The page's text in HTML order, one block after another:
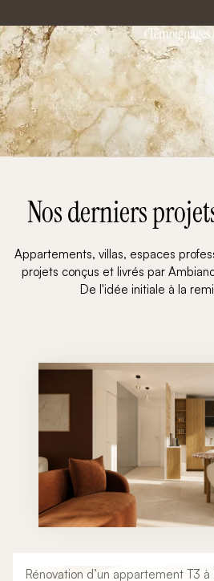
(Témoignages)
Nos derniers
Appartements, villas, espaces
projets conçus et livrés par
De l'idée initiale à la
Rénovation d’un appartement T3